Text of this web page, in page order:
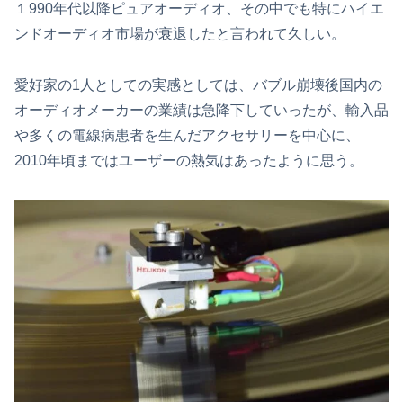
１990年代以降ピュアオーディオ、その中でも特にハイエ
ンドオーディオ市場が衰退したと言われて久しい。
愛好家の1人としての実感としては、バブル崩壊後国内の
オーディオメーカーの業績は急降下していったが、輸入品
や多くの電線病患者を生んだアクセサリーを中心に、
2010年頃まではユーザーの熱気はあったように思う。